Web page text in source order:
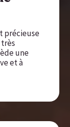
précieuse
une
et à